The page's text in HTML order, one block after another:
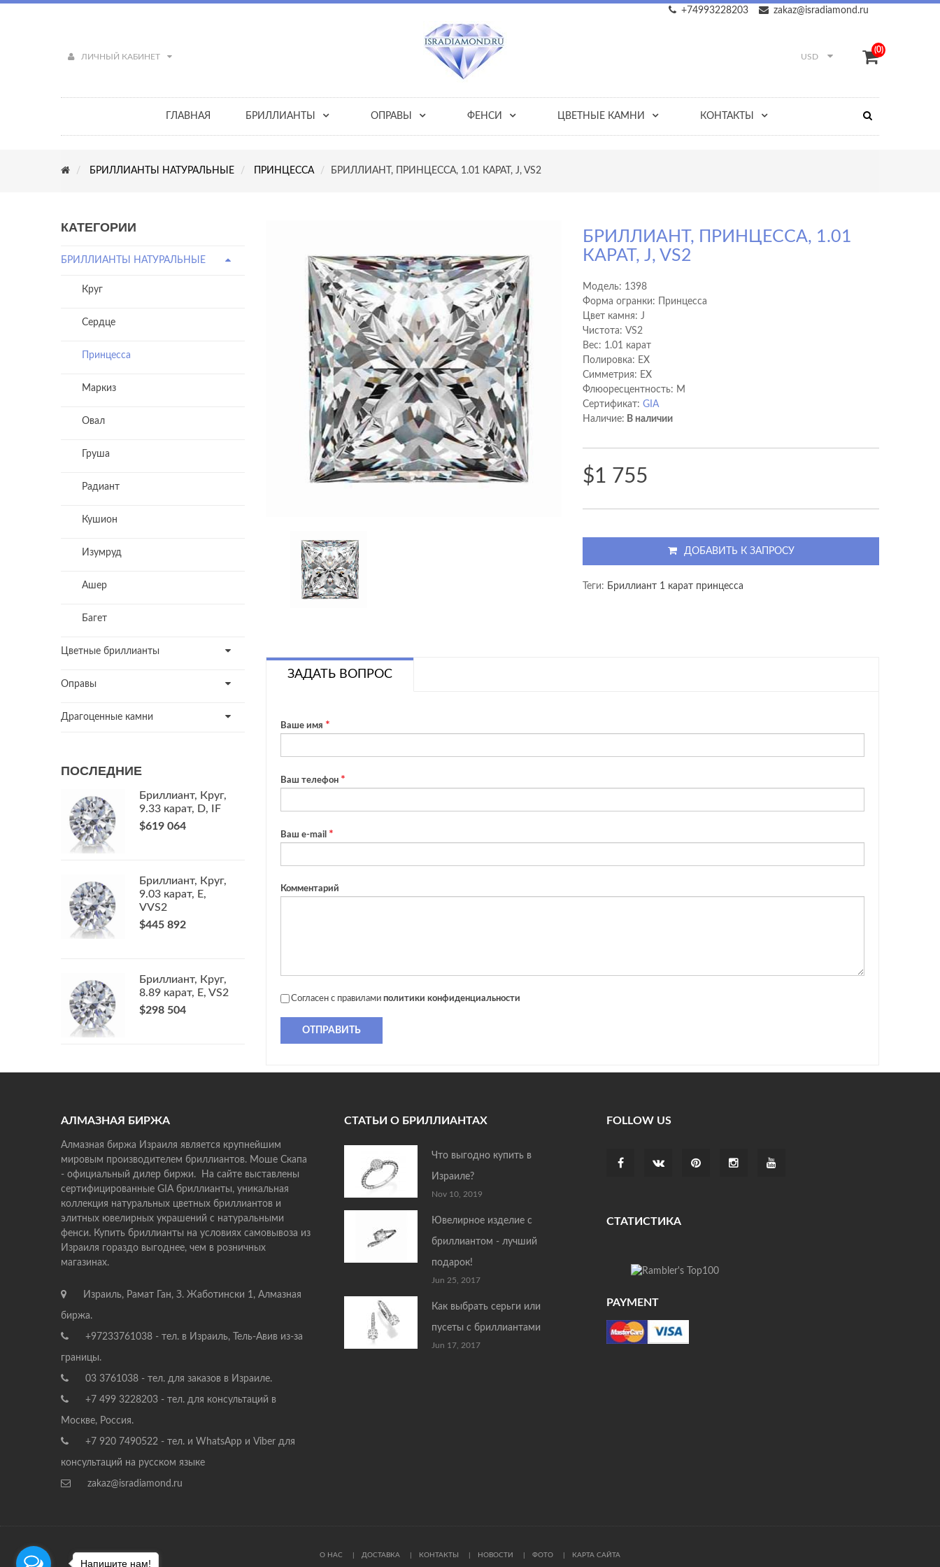
zakaz@isradiamond.ru
+74993228203
ЛИЧНЫЙ КАБИНЕТ USD
(0)
ГЛАВНАЯ БРИЛЛИАНТЫ ОПРАВЫ ФЕНСИ ЦВЕТНЫЕ КАМНИ КОНТАКТЫ
БРИЛЛИАНТЫ НАТУРАЛЬНЫЕ ПРИНЦЕССА БРИЛЛИАНТ, ПРИНЦЕССА, 1.01 КАРАТ, J, VS2
КАТЕГОРИИ
БРИЛЛИАНТЫ НАТУРАЛЬНЫЕ
Круг
Сердце
Принцесса
Маркиз
Овал
Груша
Радиант
Кушион
Изумруд
Ашер
Багет
Цветные бриллианты
Оправы
Драгоценные камни
ПОСЛЕДНИЕ
Бриллиант, Круг,
9.33 карат, D, IF
$619 064
Бриллиант, Круг,
9.03 карат, E,
VVS2
$445 892
Бриллиант, Круг,
8.89 карат, E, VS2
$298 504
БРИЛЛИАНТ, ПРИНЦЕССА, 1.01
КАРАТ, J, VS2
Модель: 1398
Форма огранки: Принцесса
Цвет камня: J
Чистота: VS2
Вес: 1.01 карат
Полировка: EX
Cимметрия: EX
Флюоресцентность: M
Сертификат:GIA
Наличие: В наличии
$1 755
ДОБАВИТЬ К ЗАПРОСУ
Теги: Бриллиант 1 карат принцесса
ЗАДАТЬ ВОПРОС
Ваше имя
Ваш телефон
Ваш e-mail
Комментарий
Согласен с правилами политики конфиденциальности
ОТПРАВИТЬ
АЛМАЗНАЯ БИРЖА
Алмазная биржа Израиля является крупнейшим
мировым производителем бриллиантов. Моше Скапа
- официальный дилер биржи. На сайте выставлены
сертифицированные GIA бриллианты, уникальная
коллекция натуральных цветных бриллиантов и
элитных ювелирных украшений с натуральными
фенси. Купить бриллианты на условиях самовывоза из
Израиля гораздо выгоднее, чем в розничных
магазинах.
Израиль, Рамат Ган, З. Жаботински 1, Алмазная
биржа.
+97233761038 - тел. в Израиль, Тель-Авив из-за
границы.
03 3761038 - тел. для заказов в Израиле.
+7 499 3228203 - тел. для консультаций в
Москве, Россия.
+7 920 7490522 - тел. и WhatsApp и Viber для
консультаций на русском языке
zakaz@isradiamond.ru
СТАТЬИ О БРИЛЛИАНТАХ
Что выгодно купить в
Израиле?
Nov 10, 2019
Ювелирное изделие с
бриллиантом - лучший
подарок!
Jun 25, 2017
Как выбрать серьги или
пусеты с бриллиантами
Jun 17, 2017
FOLLOW US
СТАТИСТИКА
PAYMENT
О НАС ДОСТАВКА КОНТАКТЫ НОВОСТИ ФОТО КАРТА САЙТА
Напишите нам!